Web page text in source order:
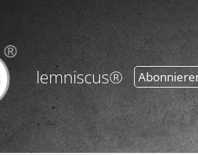
lemniscus®